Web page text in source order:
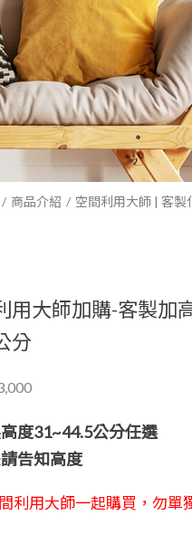
商品介紹 空間利用大師 | 客製
用大師加購-客製加
分
度31~44.5公分任選
告知高度
利用大師一起購買，勿單